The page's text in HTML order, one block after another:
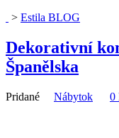
> Estila BLOG
Dekorativní
Španělska
Pridané Nábytok 0